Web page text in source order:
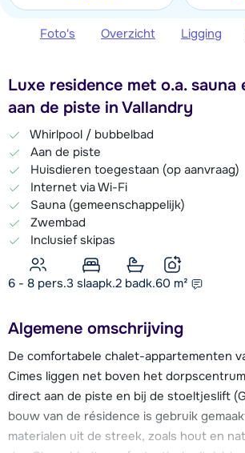
Foto's Overzicht Ligging
Luxe residence met o.a. sauna
aan de piste in Vallandry
Whirlpool / bubbelbad
Aan de piste
Huisdieren toegestaan (op aanvraag)
Internet via Wi-Fi
Sauna (gemeenschappelijk)
Zwembad
Inclusief skipas
6 - 8 pers.3 slaapk.2 badk.60 m²
Algemene omschrijving
De comfortabele chalet-appartementen
Cimes liggen net boven het dorpscentrum
direct aan de piste en bij de stoeltjeslift
bouw van de résidence is gebruik
materialen uit de streek, zoals hout en